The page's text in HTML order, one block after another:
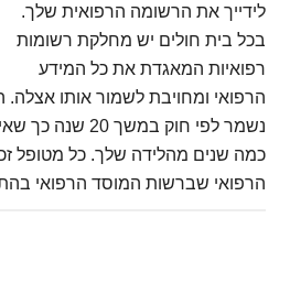
לידייך את הרשומה הרפואית שלך.
בכל בית חולים יש מחלקת רשומות
רפואיות המאגדת את כל המידע
הרפואי ומחויבת לשמור אותו אצלה.
נשמר לפי חוק
כמה שנים מהלידה שלך. כל מטופל
הרפואי שברשות המוסד הרפואי